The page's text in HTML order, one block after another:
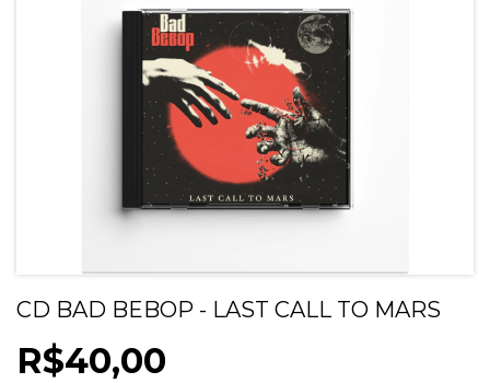
CD BAD BEBOP - LAST CALL TO MARS
R$40,00